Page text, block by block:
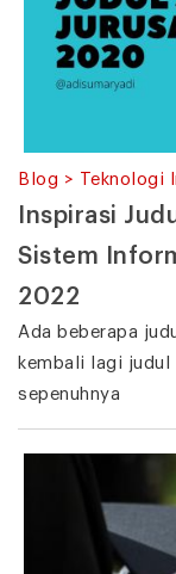
Blog > Teknologi
Inspirasi
Sistem
2022
Ada beberapa
kembali lagi judul
sepenuhnya